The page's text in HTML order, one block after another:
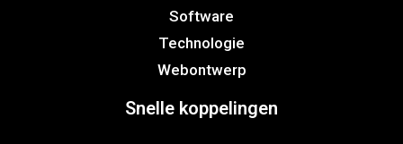
Software
Technologie
Webontwerp
Snelle koppelingen